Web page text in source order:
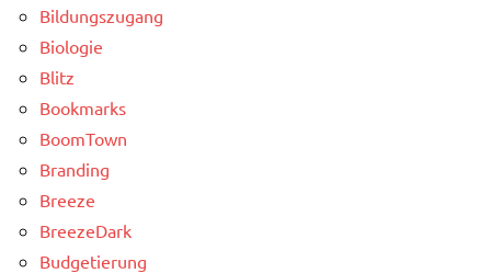
Bildungszugang
Biologie
Blitz
Bookmarks
BoomTown
Branding
Breeze
BreezeDark
Budgetierung